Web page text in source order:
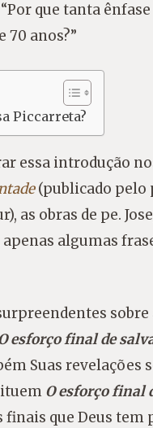
que tanta
70 anos?”
Piccarreta?
essa introdução
(publicado pelo
as obras de pe.
algumas
esforço final de
Suas revelações
O esforço final
finais que Deus